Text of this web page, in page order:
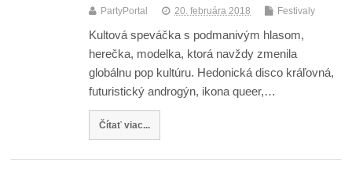
PartyPortal 20. februára 2018 Festivaly
Kultová speváčka s podmanivým hlasom,
herečka, modelka, ktorá navždy zmenila
globálnu pop kultúru. Hedonická disco kráľovná,
futuristický androgýn, ikona queer,…
Čítať viac...